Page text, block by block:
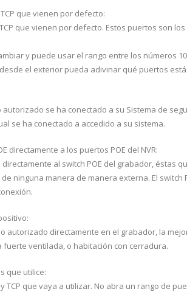
que vienen por defecto:
que vienen por defecto. Estos puertos son
y puede usar el rango entre los números
el exterior pueda adivinar qué puertos
se ha conectado a su Sistema de
se ha conectado a accedido a su sistema.
directamente a los puertos POE del NVR:
directamente al switch POE del grabador, éstas
ninguna manera de manera externa. El switch
autorizado directamente en el grabador, la
fuerte ventilada, o habitación con cerradura.
que utilice:
TCP que vaya a utilizar. No abra un rango de